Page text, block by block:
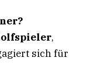
,
sich für